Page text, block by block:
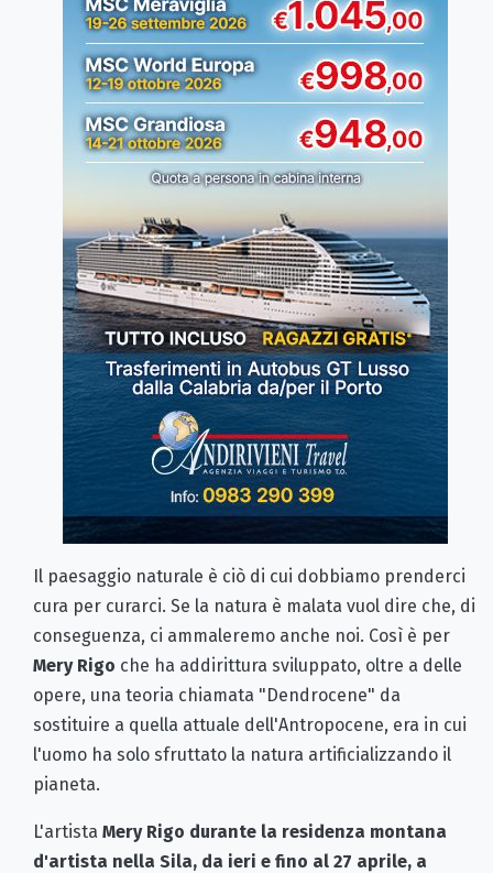
Il paesaggio naturale è ciò di cui dobbiamo prenderci
cura per curarci. Se la natura è malata vuol dire che, di
conseguenza, ci ammaleremo anche noi. Così è per
Mery Rigo che ha addirittura sviluppato, oltre a delle
opere, una teoria chiamata "Dendrocene" da
sostituire a quella attuale dell'Antropocene, era in cui
l'uomo ha solo sfruttato la natura artificializzando il
pianeta.
L'artista Mery Rigo durante la residenza montana
d'artista nella Sila, da ieri e fino al 27 aprile, a